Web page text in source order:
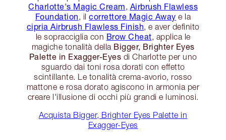
Charlotte's Magic Cream, Airbrush Flawless
Foundation, ilcorrettore Magic Away e la
cipria Airbrush Flawless Finish, e aver definito
le sopracciglia con Brow Cheat, applica le
magiche tonalità della Bigger, Brighter Eyes
Palette in Exagger-Eyes di Charlotte per uno
sguardo dai toni rosa dorati con effetto
scintillante. Le tonalità crema-avorio, rosso
mattone e rosa dorato agiscono in armonia per
creare l'illusione di occhi più grandi e luminosi.
Acquista Bigger, Brighter Eyes Palette in
Exagger-Eyes